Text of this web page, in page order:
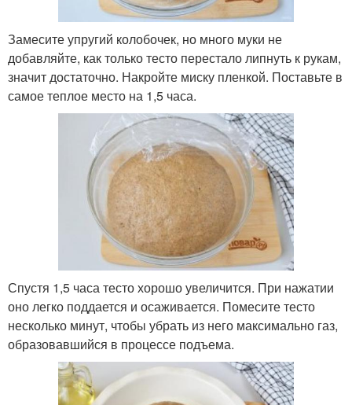
Замесите упругий колобочек, но много муки не
добавляйте, как только тесто перестало липнуть к рукам,
значит достаточно. Накройте миску пленкой. Поставьте в
самое теплое место на 1,5 часа.
Спустя 1,5 часа тесто хорошо увеличится. При нажатии
оно легко поддается и осаживается. Помесите тесто
несколько минут, чтобы убрать из него максимально газ,
образовавшийся в процессе подъема.